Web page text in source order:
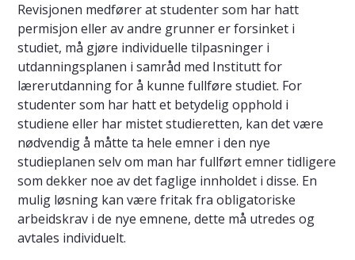
Revisjonen medfører at studenter som har hatt
permisjon eller av andre grunner er forsinket i
studiet, må gjøre individuelle tilpasninger i
utdanningsplanen i samråd med Institutt for
lærerutdanning for å kunne fullføre studiet. For
studenter som har hatt et betydelig opphold i
studiene eller har mistet studieretten, kan det være
nødvendig å måtte ta hele emner i den nye
studieplanen selv om man har fullført emner tidligere
som dekker noe av det faglige innholdet i disse. En
mulig løsning kan være fritak fra obligatoriske
arbeidskrav i de nye emnene, dette må utredes og
avtales individuelt.